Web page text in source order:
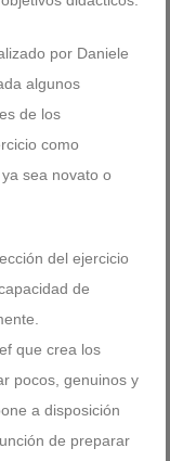
por Daniele
algunos
de los
como
sea novato o
del ejercicio
de
que crea los
pocos, genuinos y
a disposición
de preparar